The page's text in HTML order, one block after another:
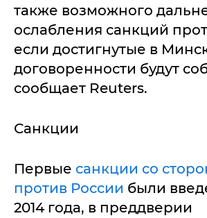
также возможного
ослабления санкций
если достигнутые в
договоренности будут
сообщает Reuters.
Санкции
Первые санкции со
против России были
2014 года, в преддверии